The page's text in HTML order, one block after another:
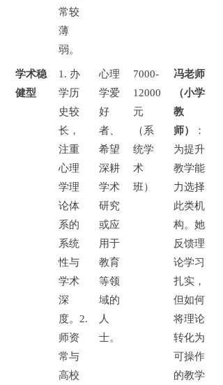
常较
薄
弱。
学术稳
健型
1. 办
学历
史较
长，
注重
心理
学理
论体
系的
系统
性与
学术
深
度。2.
师资
常与
高校
心理
学爱
好
者、
希望
深耕
学术
研究
或应
用于
教育
等领
域的
人
士。
7000-
12000
元
（系
统学
术
班）
冯老师
（小学
教
师）
：
为提升
教学能
力选择
此类机
构。她
反馈理
论学习
扎实，
但如何
将理论
转化为
可操作
的教学